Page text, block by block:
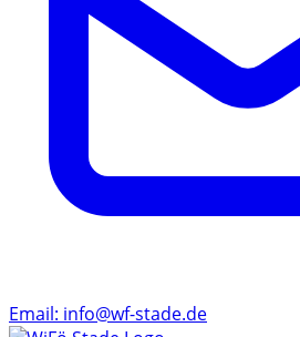
Email: info@wf-stade.de